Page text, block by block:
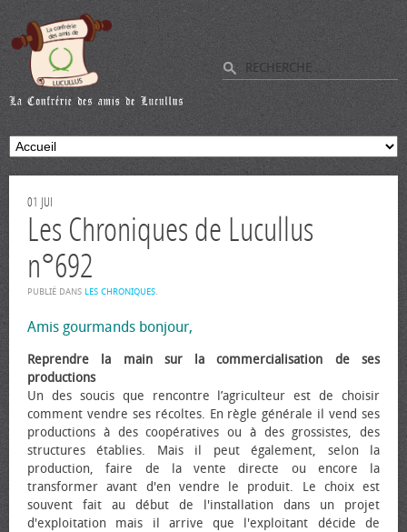
01 JUI
Les Chroniques de Lucullus
n°692
PUBLIÉ DANS LES CHRONIQUES.
Amis gourmands bonjour,
Reprendre la main sur la commercialisation de ses
productions
Un des soucis que rencontre l’agriculteur est de choisir
comment vendre ses récoltes. En règle générale il vend ses
productions à des coopératives ou à des grossistes, des
structures établies. Mais il peut également, selon la
production, faire de la vente directe ou encore la
transformer avant d'en vendre le produit. Le choix est
souvent fait au début de l'installation dans un projet
d'exploitation mais il arrive que l'exploitant décide de